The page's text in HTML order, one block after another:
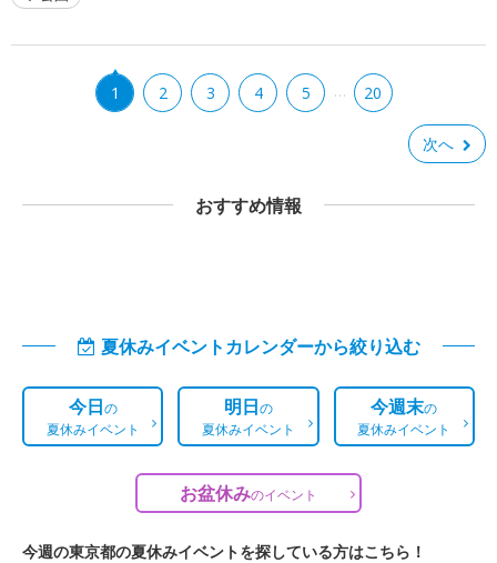
1 2 3 4 5 … 20
次へ
おすすめ情報
夏休みイベントカレンダーから絞り込む
今日の
夏休みイベント
明日の
夏休みイベント
今週末の
夏休みイベント
お盆休みのイベント
今週の東京都の夏休みイベントを探している方はこちら！